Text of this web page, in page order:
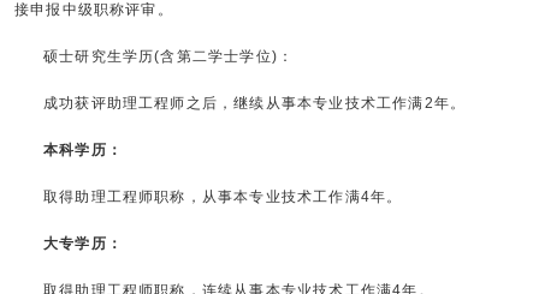
接申报中级职称评审。
硕士研究生学历(含第二学士学位)：
成功获评助理工程师之后，继续从事本专业技术工作满2年。
本科学历：
取得助理工程师职称，从事本专业技术工作满4年。
大专学历：
取得助理工程师职称，连续从事本专业技术工作满4年。